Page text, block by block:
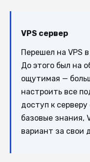
VPS сервер
Перешел на VPS
До этого был на
ощутимая —
настроить все
доступ к серверу
базовые знания,
вариант за свои